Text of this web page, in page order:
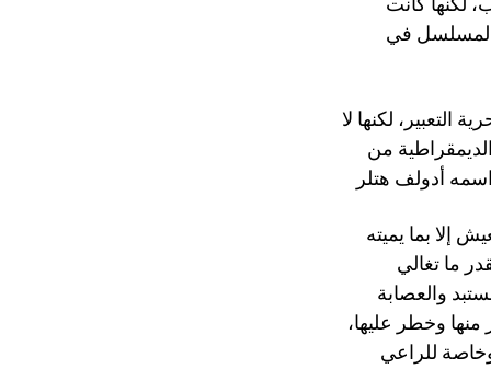
المسلسل في
التعبير، لكنها لا
من
إلا بما يميته
ما تغالي
والعصابة
وخطر عليها،